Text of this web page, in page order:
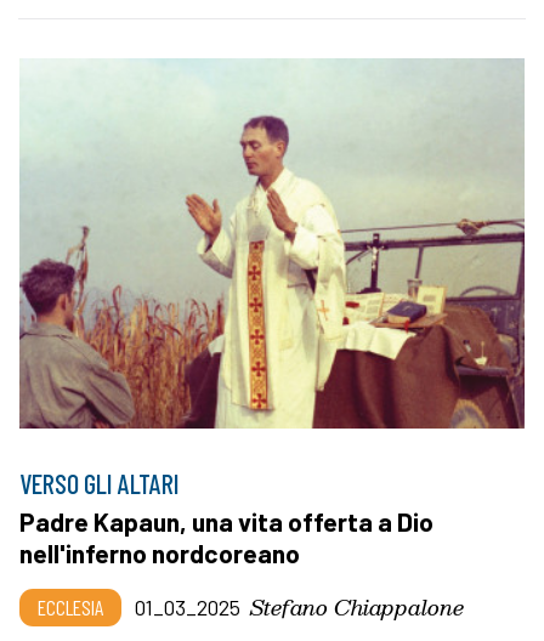
VERSO GLI ALTARI
Padre Kapaun, una vita offerta a Dio
nell'inferno nordcoreano
ECCLESIA 01_03_2025 Stefano Chiappalone